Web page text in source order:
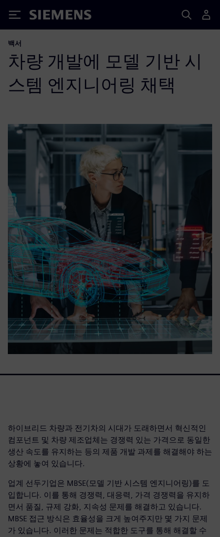
Siemens
백서
차량 개발에 모델 기반 시
스템 엔지니어링 채택
하이브리드 차량과 전기차의 시대가 도래하면서 혁신적인
컴포넌트 및 차량 제조업체는 경쟁력 있는 가격으로 동일한
생산 속도를 유지하는 등의 제품 개발 과제를 해결해야 하는
상황에 놓여 있습니다.
업계 선두기업은 MBSE(모델 기반 시스템 엔지니어링)를 도
입합니다. 이를 통해 경쟁력, 대응력, 가격 경쟁력을 유지하
면서 품질, 규제 강화, 지속성 문제를 해결하고 있습니다.
MBSE 접근 방식은 효율성을 크게 높여주지만 몇 가지 문제
가 있습니다. 이러한 문제는 적합한 도구를 통해 해결할 수